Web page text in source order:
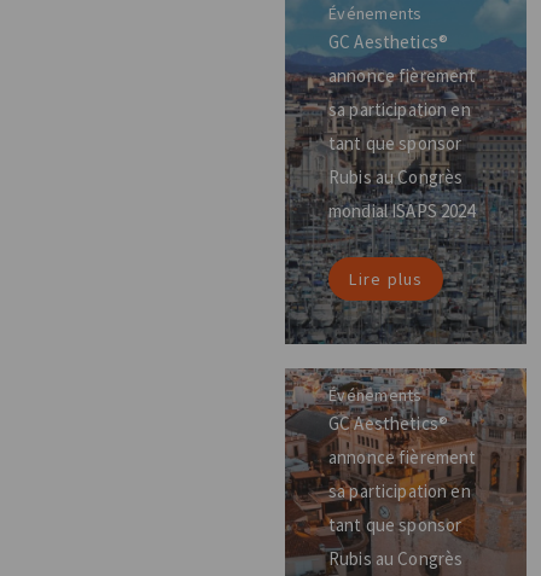
Événements
GC Aesthetics®
annonce fièrement
sa participation en
tant que sponsor
Rubis au Congrès
mondial ISAPS 2024
Lire plus
Événements
GC Aesthetics®
annonce fièrement
sa participation en
tant que sponsor
Rubis au Congrès